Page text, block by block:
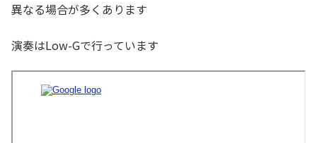
異なる場合が多くあります
演奏はLow-Gで行っています